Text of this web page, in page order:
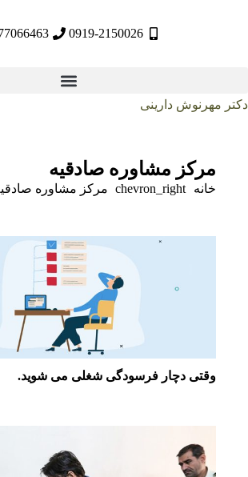
0919-2150026
021-77066463
دارینی
مرکز مشاوره صادقیه
chevron_right مرکز مشاوره صادقیه
وقتی دچار فرسودگی شغلی می شوید.